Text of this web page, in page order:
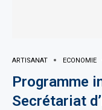
ARTISANAT ECONOMIE
Programme
Secrétariat